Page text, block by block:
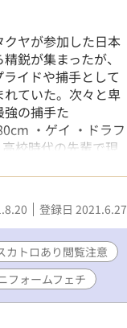
ヤが参加した日本
鋭が集まったが、
イドや捕手として
ていた。次々と卑
の捕手た
・ゲイ ・ドラフ
校時代の先輩で現
いる。
登録日 2021.6.27
カトロあり閲覧注意
フォームフェチ